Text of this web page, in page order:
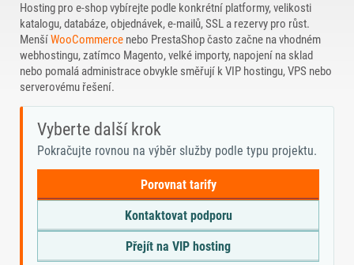
Hosting pro e-shop vybírejte podle konkrétní platformy, velikosti
katalogu, databáze, objednávek, e-mailů, SSL a rezervy pro růst.
MenšíWooCommerce nebo PrestaShop často začne na vhodném
webhostingu, zatímco Magento, velké importy, napojení na sklad
nebo pomalá administrace obvykle směřují k VIP hostingu, VPS nebo
serverovému řešení.
Vyberte další krok
Pokračujte rovnou na výběr služby podle typu projektu.
Porovnat tarify
Kontaktovat podporu
Přejít na VIP hosting